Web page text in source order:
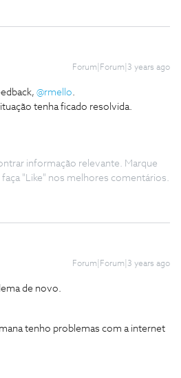
Forum|Forum|3 years ago
@rmello.
tenha ficado resolvida.
informação relevante. Marque
"Like" nos melhores comentários.
Forum|Forum|3 years ago
de novo.
tenho problemas com a internet